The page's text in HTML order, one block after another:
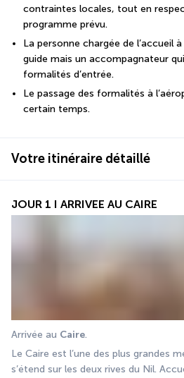
contraintes locales, tout en
programme prévu.
La personne chargée de l’accueil à
guide mais un accompagnateur
formalités d’entrée.
Le passage des formalités à
certain temps.
Votre itinéraire détaillé
JOUR 1 I ARRIVEE AU CAIRE
Arrivée au Caire.
Le Caire est l’une des plus grandes
s’étend sur les deux rives du Nil.